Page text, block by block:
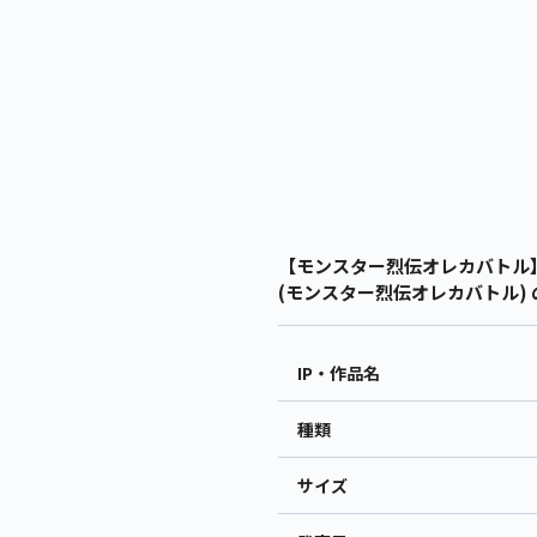
【モンスター烈伝オレカバト
(モンスター烈伝オレカバトル)
IP・作品名
種類
サイズ